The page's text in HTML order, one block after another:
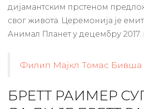
дијамантским прстеном
свог живота. Церемонија је
Анимал Планет у децембру 2017.
Филип Мајкл Томас Бивша
БРЕТТ РАИМЕР